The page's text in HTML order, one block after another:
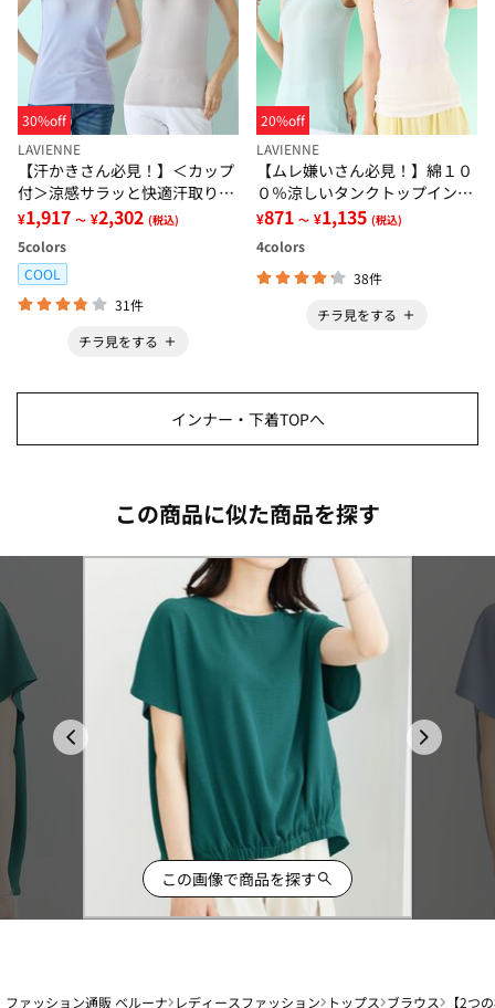
30%off
LAVIENNE
【汗かきさん必見！】＜カップ
付＞涼感サラッと快適汗取りタ
ンクトップインナー＜さらりラ
ボ＞
¥1,917 ～ ¥2,302 (税込)
5colors
COOL
31件
チラ見をする
20%off
LAVIENNE
【ムレ嫌いさん必見！】綿１０
０％涼しいタンクトップインナ
ー＜さらりラボ＞
¥871 ～ ¥1,135 (税込)
4colors
38件
チラ見をする
インナー・下着TOPへ
この商品に似た商品を探す
この画像で商品を探す
ファッション通販 ベルーナ レディースファッション トップス ブラウス 【2つ